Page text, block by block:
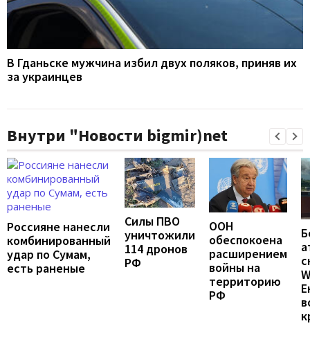
В Гданьске мужчина избил двух поляков, приняв их
за украинцев
Внутри "Новости bigmir)net
Россияне нанесли
комбинированный
удар по Сумам,
есть раненые
Силы ПВО
уничтожили
114 дронов
РФ
ООН
обеспокоена
расширением
войны на
территорию
РФ